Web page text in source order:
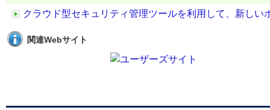
クラウド型セキュリティ管理ツールを利用して、新しい
関連Webサイト